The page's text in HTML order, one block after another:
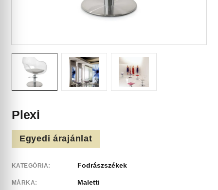
Plexi
Egyedi árajánlat
KATEGÓRIA: Fodrászszékek
MÁRKA: Maletti